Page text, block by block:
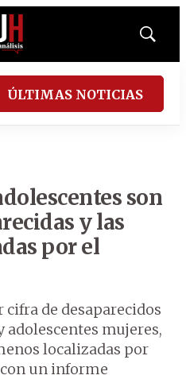
Mostrar
ÚLTIMAS NOTICIAS
son
y las
por el
cifra de desaparecidos
adolescentes mujeres,
localizadas por
con un informe